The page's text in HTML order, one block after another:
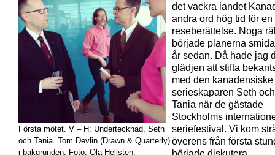
Första mötet. V – H: Undertecknad, Seth
och Tania. Tom Devlin (Drawn & Quarterly)
i bakgrunden. Foto: Ola Hellsten.
det vackra landet
andra ord hög tid för en
reseberättelse. Noga
började planerna
år sedan. Då hade jag
glädjen att stifta
med den kanadensiske
serieskaparen Seth
Tania när de gästade
Stockholms
seriefestival. Vi kom
överens från första